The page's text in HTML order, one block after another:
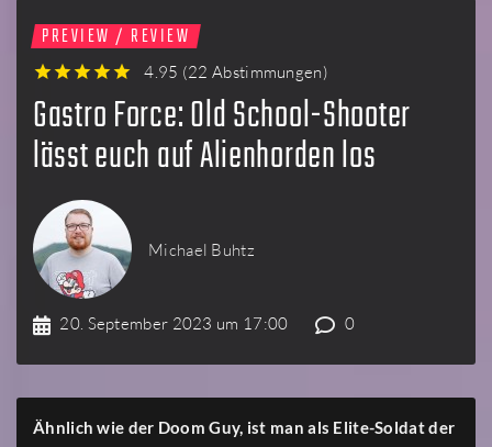
PREVIEW / REVIEW
4.95 (22 Abstimmungen)
Gastro Force: Old School-Shooter
lässt euch auf Alienhorden los
Michael Buhtz
20. September 2023 um 17:00 0
Ähnlich wie der Doom Guy, ist man als Elite-Soldat der